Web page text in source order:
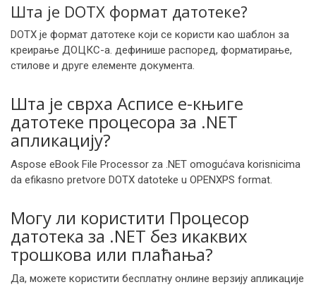
Шта је DOTX формат датотеке?
DOTX је формат датотеке који се користи као шаблон за
креирање ДОЦКС-а. дефинише распоред, форматирање,
стилове и друге елементе документа.
Шта је сврха Асписе е-књиге
датотеке процесора за .NET
апликацију?
Aspose eBook File Processor za .NET omogućava korisnicima
da efikasno pretvore DOTX datoteke u OPENXPS format.
Могу ли користити Процесор
датотека за .NET без икаквих
трошкова или плаћања?
Да, можете користити бесплатну онлине верзију апликације